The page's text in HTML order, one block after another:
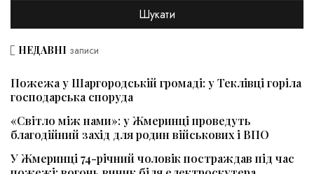
НЕДАВНІ записи
Пожежа у Шаргородській громаді: у Теклівці горіла
господарська споруда
«Світло між нами»: у Жмеринці проведуть
благодійний захід для родин військових і ВПО
У Жмеринці 74-річний чоловік постраждав під час